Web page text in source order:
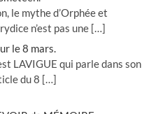
le mythe d’Orphée et
n’est pas une […]
le 8 mars.
LAVIGUE qui parle dans son
du 8 […]